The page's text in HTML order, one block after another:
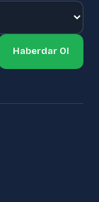
Haberdar Ol